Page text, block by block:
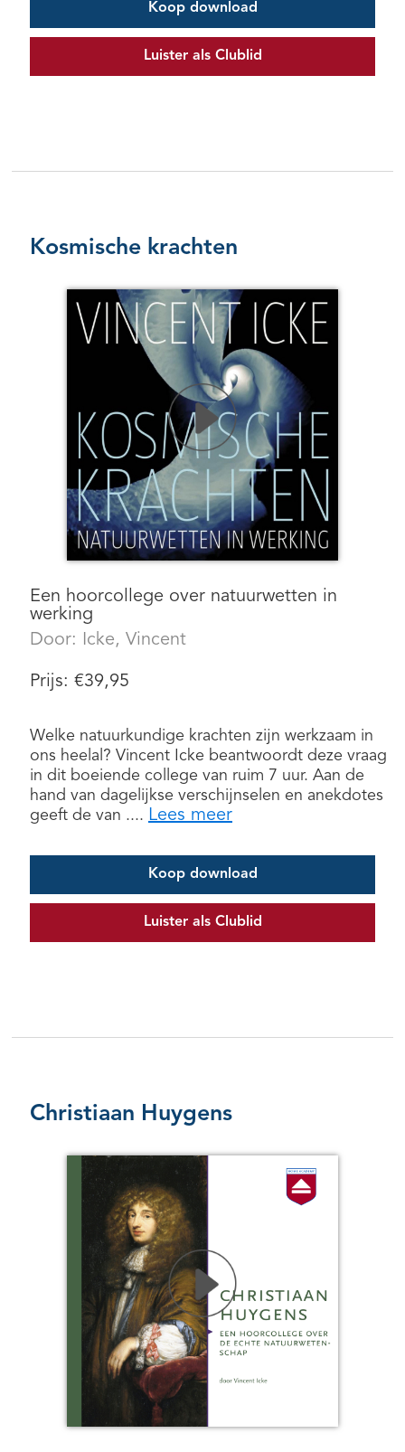
Koop download
Luister als Clublid
Kosmische krachten
Een hoorcollege over natuurwetten in
werking
Door:
Icke, Vincent
Prijs: €39,95
Welke natuurkundige krachten zijn werkzaam in
ons heelal? Vincent Icke beantwoordt deze vraag
in dit boeiende college van ruim 7 uur. Aan de
hand van dagelijkse verschijnselen en anekdotes
geeft de van .... Lees meer
Koop download
Luister als Clublid
Christiaan Huygens